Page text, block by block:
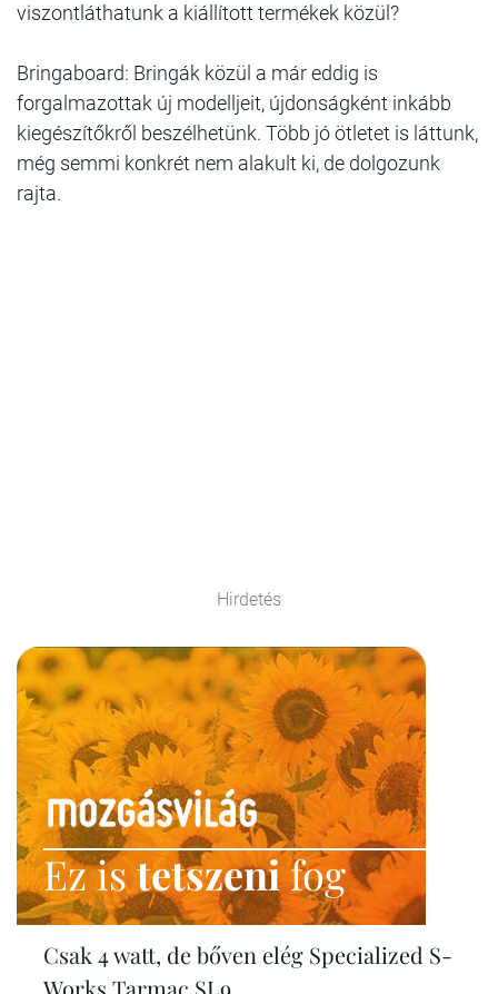
viszontláthatunk a kiállított termékek közül?
Bringaboard: Bringák közül a már eddig is
forgalmazottak új modelljeit, újdonságként inkább
kiegészítőkről beszélhetünk. Több jó ötletet is láttunk,
még semmi konkrét nem alakult ki, de dolgozunk
rajta.
Hirdetés
Ez istetszenifog
Csak 4 watt, de bőven elég Specialized S-